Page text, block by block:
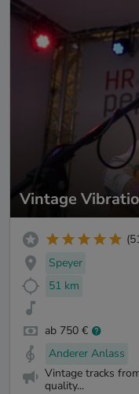
Vintage
Speyer
51 km
ab 750 €
Anderer Anlass
Vintage tracks
quality...